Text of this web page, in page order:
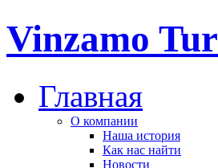
Vinzamo Tur
Главная
О компании
Наша история
Как нас найти
Новости